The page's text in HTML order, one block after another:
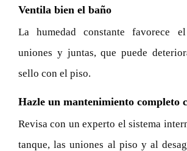
Ventila bien el baño
La humedad constante favorece
uniones y juntas, que puede
sello con el piso.
Hazle un mantenimiento completo
Revisa con un experto el sistema
tanque, las uniones al piso y al